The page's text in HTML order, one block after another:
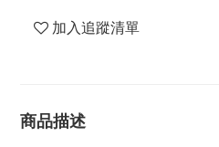
加入追蹤清單
商品描述